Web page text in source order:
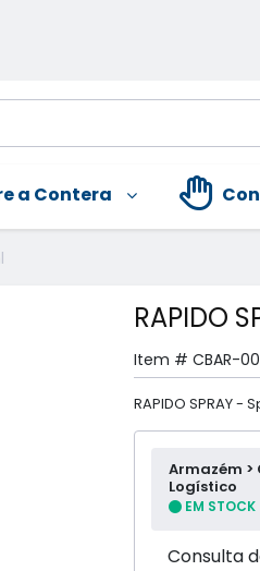
a Contera
RAPIDO
Item # CBAR-
RAPIDO SPRAY -
Armazém >
Logístico
EM STOCK
Consulta